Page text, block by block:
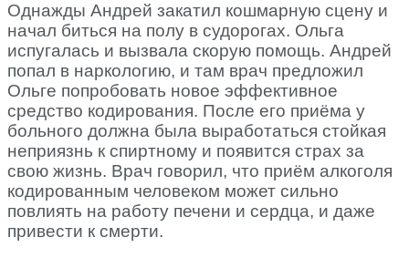
Однажды Андрей закатил кошмарную сцену и
начал биться на полу в судорогах. Ольга
испугалась и вызвала скорую помощь. Андрей
попал в наркологию, и там врач предложил
Ольге попробовать новое эффективное
средство кодирования. После его приёма у
больного должна была выработаться стойкая
неприязнь к спиртному и появится страх за
свою жизнь. Врач говорил, что приём алкоголя
кодированным человеком может сильно
повлиять на работу печени и сердца, и даже
привести к смерти.